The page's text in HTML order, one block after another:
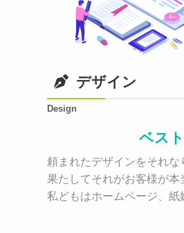
デザイン
Design
ベス
頼まれたデザインをそれ
果たしてそれがお客様が
私どもはホームページ、紙